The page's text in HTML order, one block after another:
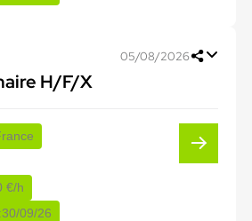
05/08/2026
H/F/X
€/h
30/09/26